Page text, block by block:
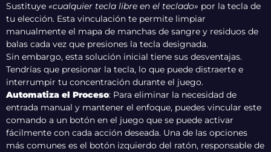
Sustituye «cualquier tecla libre en el teclado» por la tecla de
tu elección. Esta vinculación te permite limpiar
manualmente el mapa de manchas de sangre y residuos de
balas cada vez que presiones la tecla designada.
Sin embargo, esta solución inicial tiene sus desventajas.
Tendrías que presionar la tecla, lo que puede distraerte e
interrumpir tu concentración durante el juego.
Automatiza el Proceso: Para eliminar la necesidad de
entrada manual y mantener el enfoque, puedes vincular este
comando a un botón en el juego que se puede activar
fácilmente con cada acción deseada. Una de las opciones
más comunes es el botón izquierdo del ratón, responsable de